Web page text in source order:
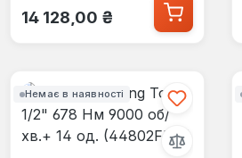
Звичайна ціна:
14 128,00 ₴
Немає в наявності